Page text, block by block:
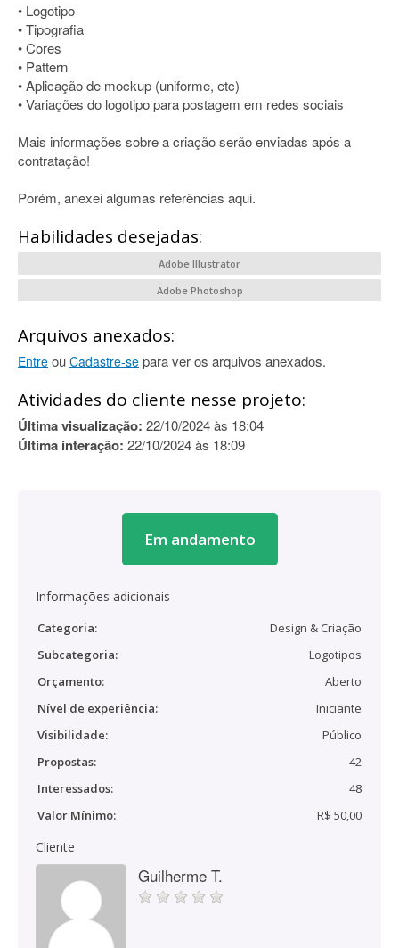
• Logotipo
• Tipografia
• Cores
• Pattern
• Aplicação de mockup (uniforme, etc)
• Variações do logotipo para postagem em redes sociais
Mais informações sobre a criação serão enviadas após a
contratação!
Porém, anexei algumas referências aqui.
Habilidades desejadas:
Adobe Illustrator
Adobe Photoshop
Arquivos anexados:
Entre ou Cadastre-se para ver os arquivos anexados.
Atividades do cliente nesse projeto:
Última visualização: 22/10/2024 às 18:04
Última interação: 22/10/2024 às 18:09
Em andamento
Informações adicionais
Categoria:
Design & Criação
Subcategoria:
Logotipos
Orçamento:
Aberto
Nível de experiência:
Iniciante
Visibilidade:
Público
Propostas:
42
Interessados:
48
Valor Mínimo:
R$ 50,00
Cliente
Guilherme T.